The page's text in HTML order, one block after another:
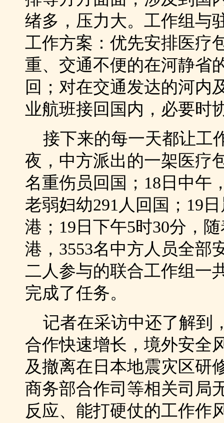
绪多，压力大。工作组与
工作方案：优先安排医疗
重、交通不便的在河静省
回；对在交通发达的河内
业航班接回国内，必要时
接下来的每一天都让工
夜，中方派出的一架医疗
名重伤员回国；18日中午
老弱妇幼291人回国；19
港；19日下午5时30分，
港，3553名中方人员全部
二人参与的联合工作组一
完成了任务。
记者在采访中还了解到
合作快速增长，境外安全
及撤离在日本地震灾区研
商务部合作司等相关司局
反应、能打硬仗的工作作